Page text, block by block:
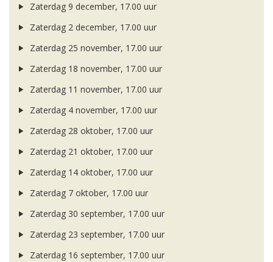
Zaterdag 9 december, 17.00 uur
Zaterdag 2 december, 17.00 uur
Zaterdag 25 november, 17.00 uur
Zaterdag 18 november, 17.00 uur
Zaterdag 11 november, 17.00 uur
Zaterdag 4 november, 17.00 uur
Zaterdag 28 oktober, 17.00 uur
Zaterdag 21 oktober, 17.00 uur
Zaterdag 14 oktober, 17.00 uur
Zaterdag 7 oktober, 17.00 uur
Zaterdag 30 september, 17.00 uur
Zaterdag 23 september, 17.00 uur
Zaterdag 16 september, 17.00 uur